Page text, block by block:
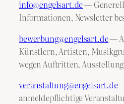
info@engelsart.de—
Informationen, Newsletter
bewerbung@engelsart.de—
Künstlern, Artisten,
wegen Auftritten,
veranstaltung@engelsart.de
anmeldepflichtige